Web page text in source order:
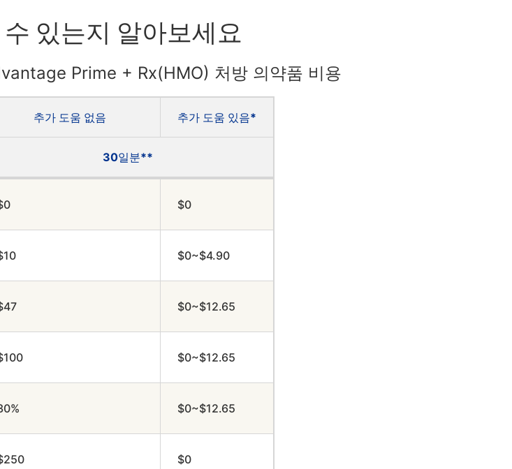
있는지 알아보세요
Prime + Rx(HMO) 처방 의약품 비용
추가 도움 없음 추가 도움 있음*
30일분**
$0
$0~$4.90
$0~$12.65
$0~$12.65
$0~$12.65
$0